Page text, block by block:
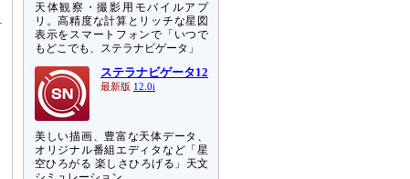
天体観察・撮影用モバイルアプ
リ。高精度な計算とリッチな星図
表示をスマートフォンで「いつで
もどこでも、ステラナビゲータ」
ステラナビゲータ12
最新版 12.0i
美しい描画、豊富な天体データ、
オリジナル番組エディタなど「星
空ひろがる 楽しさひろげる」天文